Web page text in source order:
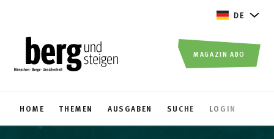
DE
HOME THEMEN AUSGABEN SUCHE LOGIN
MAGAZIN ABO